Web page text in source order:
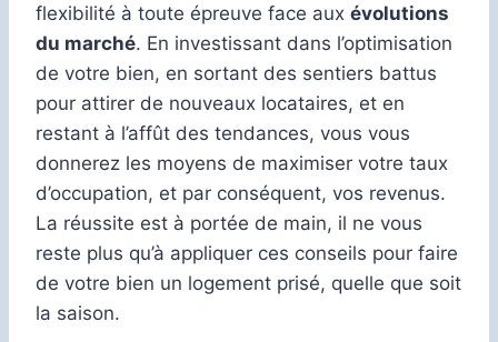
flexibilité à toute épreuve face aux évolutions
du marché. En investissant dans l’optimisation
de votre bien, en sortant des sentiers battus
pour attirer de nouveaux locataires, et en
restant à l’affût des tendances, vous vous
donnerez les moyens de maximiser votre taux
d’occupation, et par conséquent, vos revenus.
La réussite est à portée de main, il ne vous
reste plus qu’à appliquer ces conseils pour faire
de votre bien un logement prisé, quelle que soit
la saison.